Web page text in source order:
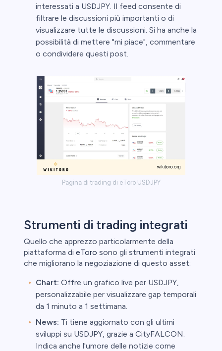
interessati a USDJPY. Il feed consente di
filtrare le discussioni più importanti o di
visualizzare tutte le discussioni. Si ha anche la
possibilità di mettere "mi piace", commentare
o condividere questi post.
Pagina di trading di eToro USDJPY
Strumenti di trading integrati
Quello che apprezzo particolarmente della
piattaforma di eToro sono gli strumenti integrati
che migliorano la negoziazione di questo asset:
Chart: Offre un grafico live per USDJPY,
personalizzabile per visualizzare gap temporali
da 1 minuto a 1 settimana.
News: Ti tiene aggiornato con gli ultimi
sviluppi su USDJPY, grazie a CityFALCON.
Indica anche l'umore delle notizie come